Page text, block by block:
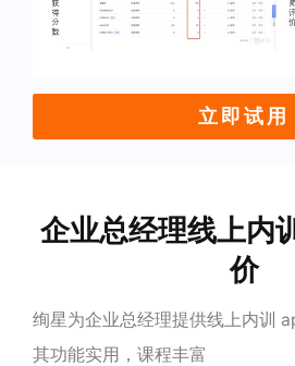
立即试用
企业总经理线上内
价
绚星为企业总经理提供线上内训
其功能实用，课程丰富